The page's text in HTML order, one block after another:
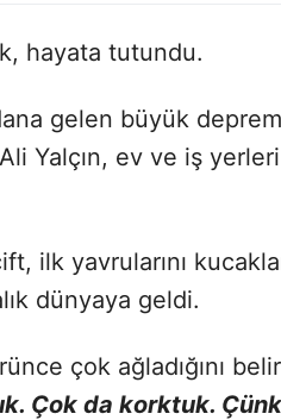
hayata tutundu.
gelen büyük
Yalçın, ev ve iş yerleri
ilk yavrularını
dünyaya geldi.
çok ağladığını
Çok da korktuk.